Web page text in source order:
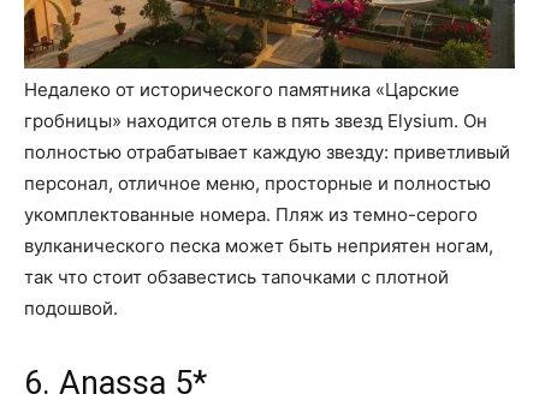
Недалеко от исторического памятника «Царские
гробницы» находится отель в пять звезд Elysium. Он
полностью отрабатывает каждую звезду: приветливый
персонал, отличное меню, просторные и полностью
укомплектованные номера. Пляж из темно-серого
вулканического песка может быть неприятен ногам,
так что стоит обзавестись тапочками с плотной
подошвой.
6. Anassa 5*